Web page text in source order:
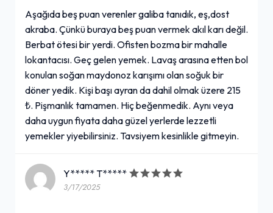
Aşağıda beş puan verenler galiba tanıdık, eş,dost
akraba. Çünkü buraya beş puan vermek akıl karı değil.
Berbat ötesi bir yerdi. Ofisten bozma bir mahalle
lokantacısı. Geç gelen yemek. Lavaş arasına etten bol
konulan soğan maydonoz karışımı olan soğuk bir
döner yedik. Kişi başı ayran da dahil olmak üzere 215
₺. Pişmanlık tamamen. Hiç beğenmedik. Aynı veya
daha uygun fiyata daha güzel yerlerde lezzetli
yemekler yiyebilirsiniz. Tavsiyem kesinlikle gitmeyin.
Y***** T*****
3/17/2025